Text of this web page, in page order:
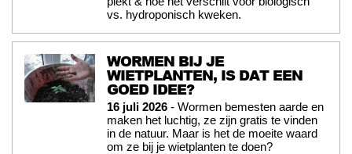
vs. hydroponisch kweken.
WORMEN BIJ JE
WIETPLANTEN, IS DAT EEN
GOED IDEE?
16 juli 2026 - Wormen bemesten aarde en
maken het luchtig, ze zijn gratis te vinden
in de natuur. Maar is het de moeite waard
om ze bij je wietplanten te doen?